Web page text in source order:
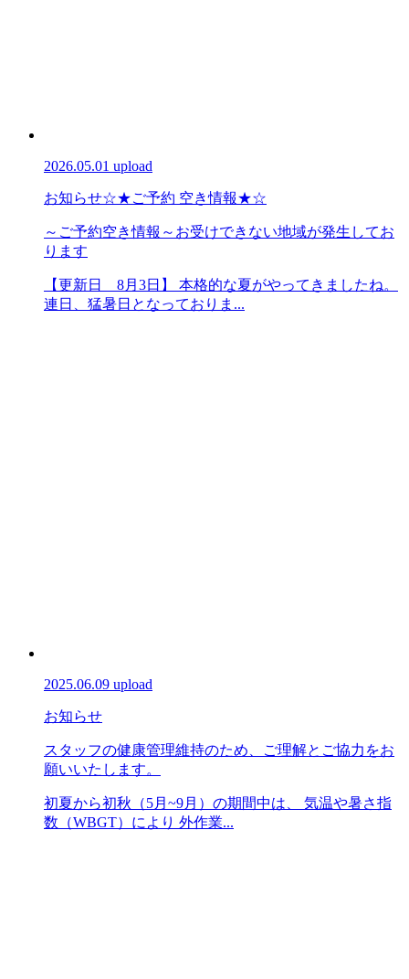
2026.05.01 upload
お知らせ☆★ご予約 空き情報★☆
～ご予約空き情報～お受けできない地域が発生してお
ります
【更新日 8月3日】 本格的な夏がやってきましたね。
連日、猛暑日となっておりま...
2025.06.09 upload
お知らせ
スタッフの健康管理維持のため、ご理解とご協力をお
願いいたします。
初夏から初秋（5月~9月）の期間中は、 気温や暑さ指
数（WBGT）により 外作業...